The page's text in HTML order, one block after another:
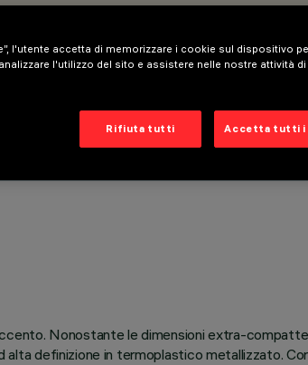
Nonostante le dimensioni extra-
definizione in termoplastico metallizzato.
l'utente accetta di memorizzare i cookie sul dispositivo
l'utilizzo del sito e assistere nelle nostre attività di
Rifiuta tutti Accetta tutti i